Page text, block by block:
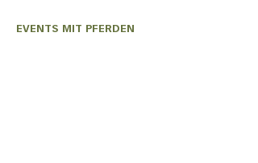
EVENTS MIT PFERDEN